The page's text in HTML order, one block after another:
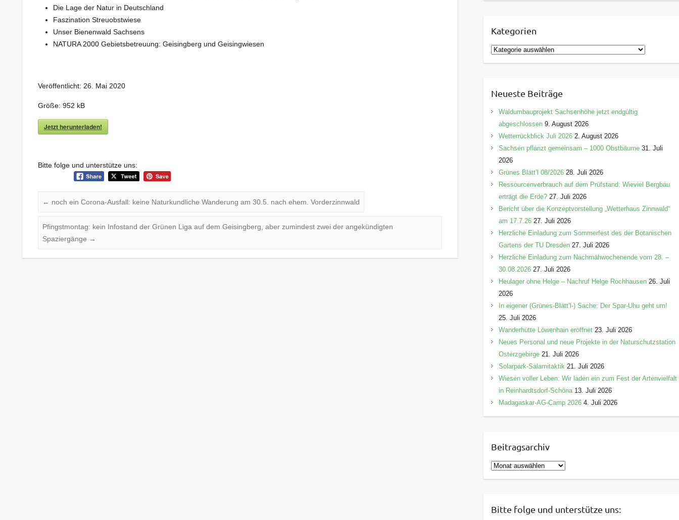
Die Lage der Natur in Deutschland
Faszination Streuobstwiese
Unser Bienenwald Sachsens
NATURA 2000 Gebietsbetreuung: Geisingberg und Geisingwiesen
Veröffentlicht: 26. Mai 2020
Größe: 952 kB
Jetzt herunterladen!
Bitte folge und unterstütze uns:
← noch ein Corona-Ausfall: keine Naturkundliche Wanderung am 30.5. nach ehem. Vorderzinnwald
Pfingstmontag: kein Infostand der Grünen Liga auf dem Geisingberg, aber zumindest zwei der angekündigten
Spaziergänge →
Kategorien
K
a
g
o
i
e
Neueste Beiträge
Waldumbauprojekt Sachsenhöhe jetzt endgültig
abgeschlossen 9. August 2026
Wetterrückblick Juli 2026 2. August 2026
Sachsen pflanzt gemeinsam – 1000 Obstbäume 31. Juli
2026
Grünes Blätt’l 08/2026 28. Juli 2026
Ressourcenverbrauch auf dem Prüfstand: Wieviel Bergbau
erträgt die Erde? 27. Juli 2026
Bericht über die Konzeptvorstellung „Wetterhaus Zinnwald“
am 17.7.26 27. Juli 2026
Herzliche Einladung zum Sommerfest des der Botanischen
Gartens der TU Dresden 27. Juli 2026
Herzliche Einladung zum Nachmähwochenende vom 28. –
30.08.2026 27. Juli 2026
Heulager ohne Helge – Nachruf Helge Rochhausen 26. Juli
2026
In eigener (Grünes-Blätt’l-) Sache: Der Spar-Uhu geht um!
25. Juli 2026
Wanderhütte Löwenhain eröffnet 23. Juli 2026
Neues Personal und neue Projekte in der Naturschutzstation
Osterzgebirge 21. Juli 2026
Solarpark-Salamitaktik 21. Juli 2026
Wiesen voller Leben: Wir laden ein zum Fest der Artenvielfalt
in Reinhardtsdorf-Schöna 13. Juli 2026
Madagaskar-AG-Camp 2026 4. Juli 2026
Beitragsarchiv
B
e
rBitte folge und unterstütze uns: